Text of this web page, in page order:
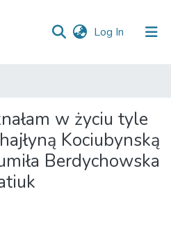
Log In (current)
w życiu tyle
Kociubynską
Berdychowska